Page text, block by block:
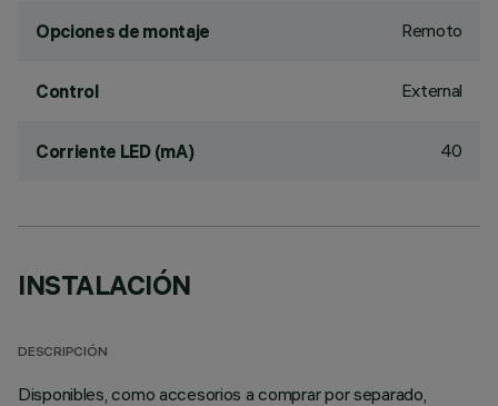
Opciones de montaje Remoto
Control External
Corriente LED (mA) 40
INSTALACIÓN
DESCRIPCIÓN
Disponibles, como accesorios a comprar por separado,